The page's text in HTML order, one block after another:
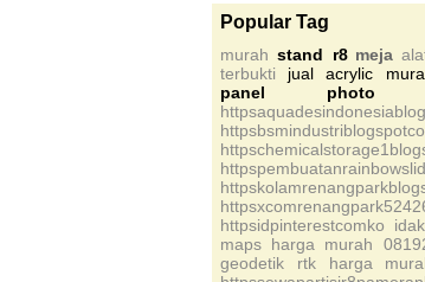
Popular Tag
murah stand r8 meja
terbukti
jual acrylic
panel photo
httpsidpinterestcomko
idak
maps harga murah
geodetik rtk harga